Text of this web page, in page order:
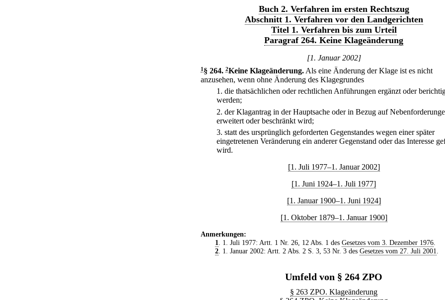
Buch 2. Verfahren im ersten Rechtszug
Abschnitt 1. Verfahren vor den Landgerichten
Titel 1. Verfahren bis zum Urteil
Paragraf 264. Keine Klageänderung
[1. Januar 2002]
1 § 264. 2Keine Klageänderung. Als eine Änderung der Klage ist es nicht
anzusehen, wenn ohne Änderung des Klagegrundes
1. die thatsächlichen oder rechtlichen Anführungen ergänzt oder
werden;
2. der Klagantrag in der Hauptsache oder in Bezug auf
erweitert oder beschränkt wird;
3. statt des ursprünglich geforderten Gegenstandes wegen einer später
eingetretenen Veränderung ein anderer Gegenstand oder das Interesse
wird.
[1. Juli 1977–1. Januar 2002]
[1. Juni 1924–1. Juli 1977]
[1. Januar 1900–1. Juni 1924]
[1. Oktober 1879–1. Januar 1900]
Anmerkungen:
1
. 1. Juli 1977: Artt. 1 Nr. 26, 12 Abs. 1 des Gesetzes vom 3. Dezember 1976.
2. 1. Januar 2002: Artt. 2 Abs. 2 S. 3, 53 Nr. 3 des Gesetzes vom 27. Juli 2001
Umfeld von § 264 ZPO
§ 263 ZPO. Klageänderung